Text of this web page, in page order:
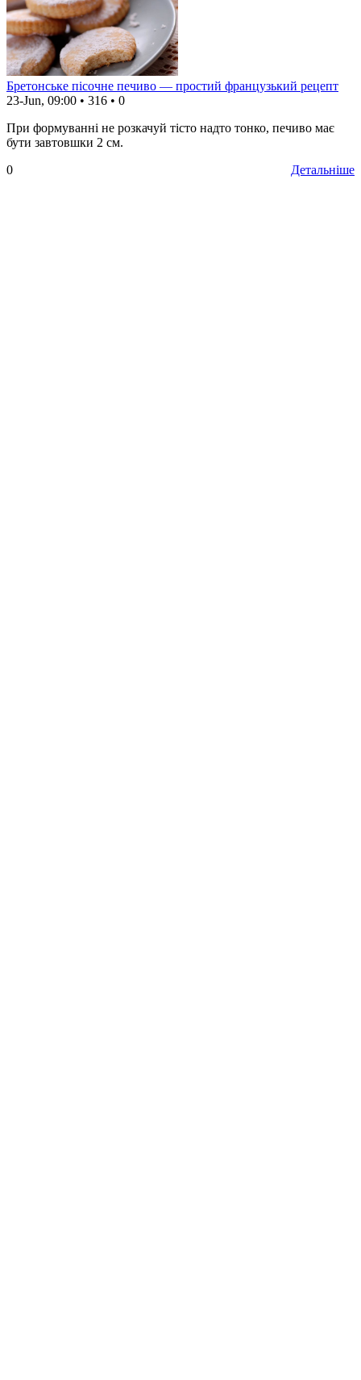
Бретонське пісочне печиво — простий французький рецепт
23-Jun, 09:00 • 316 • 0
При формуванні не розкачуй тісто надто тонко, печиво має
бути завтовшки 2 см.
Детальніше
0